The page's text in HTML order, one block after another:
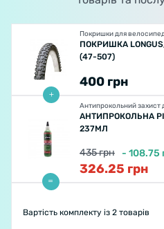
Покришки для
ПОКРИШКА
(47-507)
400 грн
Антипрокольний захист
АНТИПРОКОЛЬНА
237МЛ
435грн - 108.75
326.25 грн
Вартість комплекту із 2 товарів